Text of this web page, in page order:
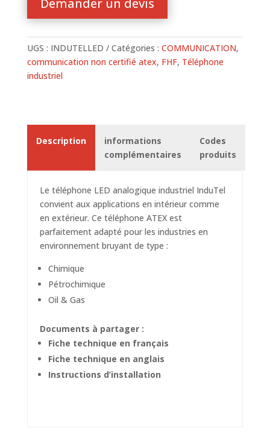
Demander un devis
UGS : INDUTELLED Catégories : COMMUNICATION,
communication non certifié atex, FHF, Téléphone
industriel
Description
informations
complémentaires
Codes
produits
Le téléphone LED analogique industriel InduTel
convient aux applications en intérieur comme
en extérieur. Ce téléphone ATEXest
parfaitement adapté pour les industries en
environnement bruyant de type :
Chimique
Pétrochimique
Oil & Gas
Documents à partager :
Fiche technique en français
Fiche technique en anglais
Instructions d’installation